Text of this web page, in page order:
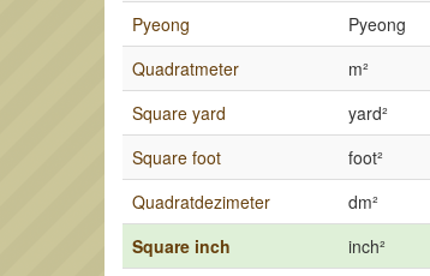
Pyeong
Pyeong
Quadratmeter
m²
Square yard
yard²
Square foot
foot²
Quadratdezimeter
dm²
Square inch
inch²